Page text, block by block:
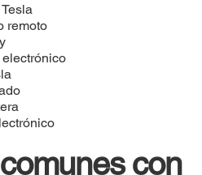
remoto
con